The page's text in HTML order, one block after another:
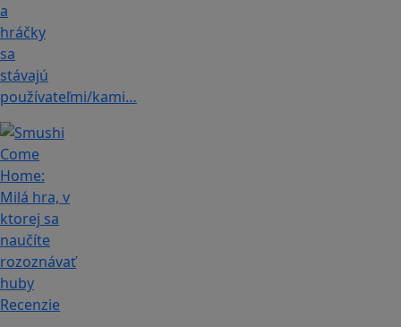
a
hráčky
sa
stávajú
používateľmi/kami…
Recenzie